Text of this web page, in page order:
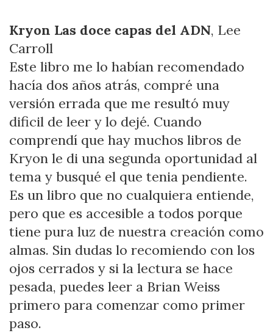
Kryon Las doce capas del ADN, Lee
Carroll
Este libro me lo habían recomendado
hacía dos años atrás, compré una
versión errada que me resultó muy
dificil de leer y lo dejé. Cuando
comprendí que hay muchos libros de
Kryon le di una segunda oportunidad al
tema y busqué el que tenia pendiente.
Es un libro que no cualquiera entiende,
pero que es accesible a todos porque
tiene pura luz de nuestra creación como
almas. Sin dudas lo recomiendo con los
ojos cerrados y si la lectura se hace
pesada, puedes leer a Brian Weiss
primero para comenzar como primer
paso.